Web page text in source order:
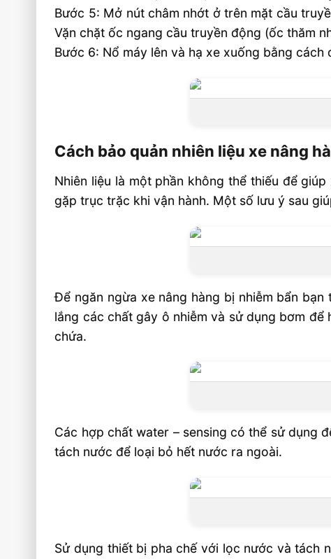
Bước 5: Mở nút châm nhớt ở trên mặt cầu
Vặn chặt ốc ngang cầu truyền động (ốc thăm
Bước 6: Nổ máy lên và hạ xe xuống bằng
Cách bảo quản nhiên liệu xe nâng
Nhiên liệu là một phần không thể thiếu để
gặp trục trặc khi vận hành. Một số lưu ý sau
Để ngăn ngừa xe nâng hàng bị nhiễm bẩn
lắng các chất gây ô nhiễm và sử dụng bơm
chứa.
Các hợp chất water – sensing có thể sử dụng
tách nước để loại bỏ hết nước ra ngoài.
Sử dụng thiết bị pha chế với lọc nước và tách